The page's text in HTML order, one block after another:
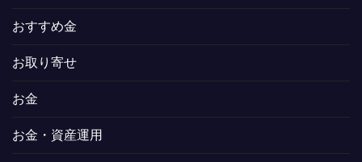
おすすめ金
お取り寄せ
お金
お金・資産運用